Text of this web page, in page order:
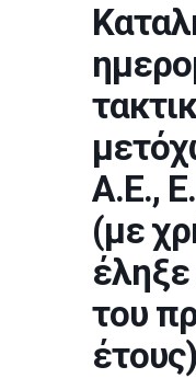
Α.Ε.,
(με
έληξε
του
έτους)